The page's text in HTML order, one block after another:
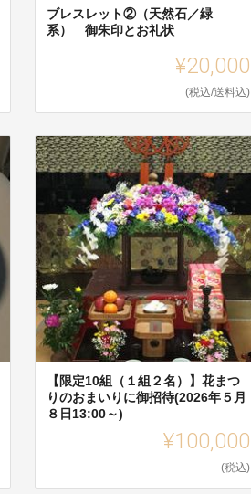
ブレスレット②（天然石／緑
系） 御朱印とお礼状
¥20,000
(税込/送料込)
【限定10組（１組２名）】花まつ
りのおまいりに御招待(2026年５月
８日13:00～)
¥100,000
(税込)